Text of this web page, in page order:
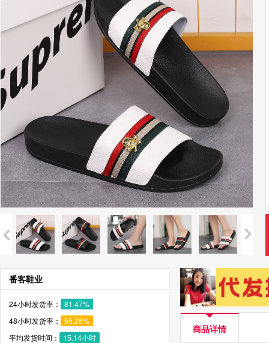
番客鞋业
24小时发货率：
81.47%
48小时发货率：
95.26%
平均发货时间：
15.14小时
商品详情